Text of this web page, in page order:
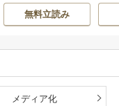
とは忘れてくださ
い
無料立読み
メディア化